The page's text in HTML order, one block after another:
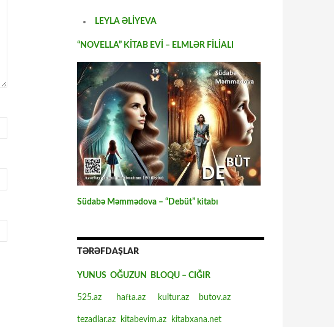
LEYLA ƏLİYEVA
“NOVELLA” KİTAB EVİ – ELMLƏR FİLİALI
Südabə Məmmədova – “Debüt” kitabı
TƏRƏFDAŞLAR
YUNUS OĞUZUN BLOQU – CIĞIR
525.az hafta.az kultur.az butov.az
tezadlar.az kitabevim.az kitabxana.net